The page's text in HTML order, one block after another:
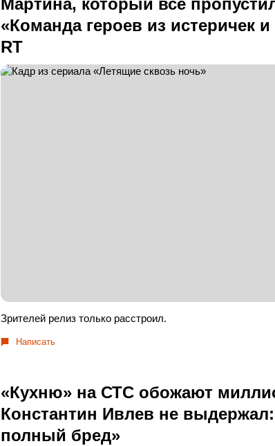
Мартина, который все
«Команда героев из истеричек
RT
Зрителей релиз только расстроил.
Написать
«Кухню» на СТС обожают
Константин Ивлев не выдержал:
полный бред»